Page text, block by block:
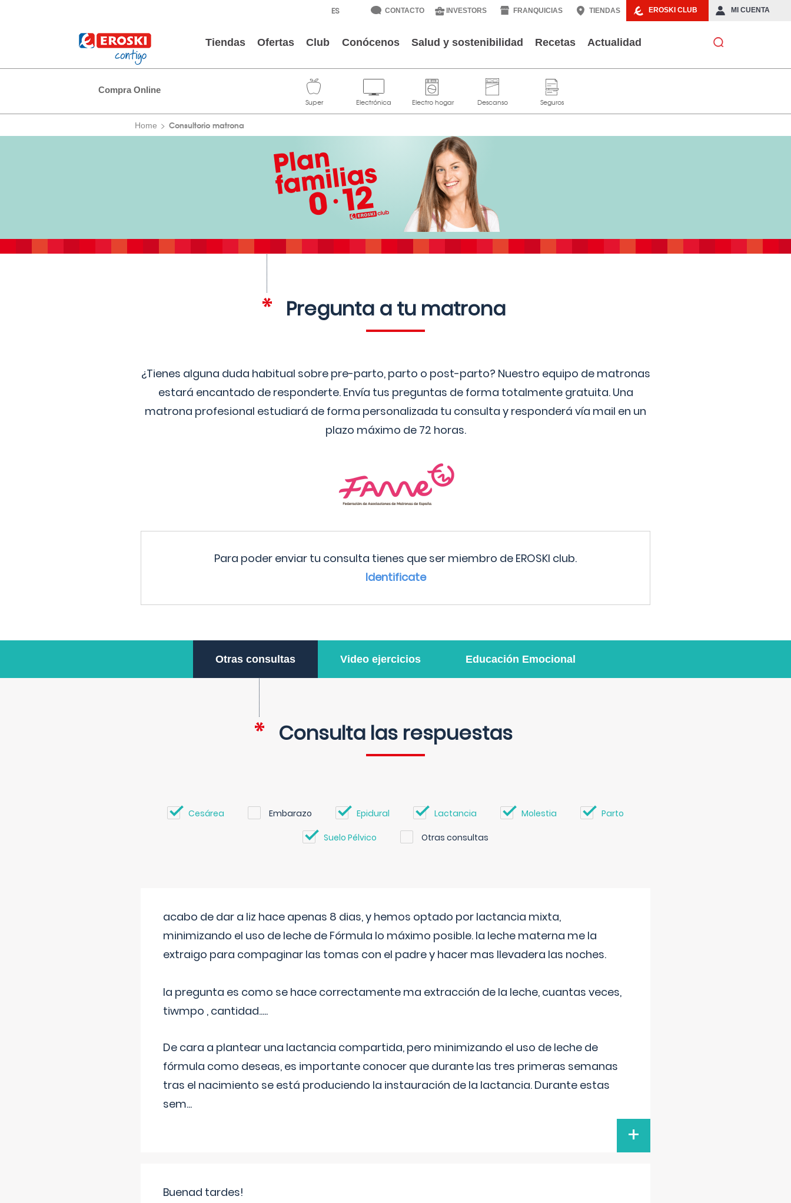
EROSKI CLUB MI CUENTA
CONTACTO INVESTORS FRANQUICIAS TIENDAS
Tiendas Ofertas Club Conócenos Salud y sostenibilidad Recetas Actualidad
Compra Online
Home Consultorio matrona
Pregunta a tu matrona
¿Tienes alguna duda habitual sobre pre-parto, parto o post-parto? Nuestro equipo de matronas
estará encantado de responderte. Envía tus preguntas de forma totalmente gratuita. Una
matrona profesional estudiará de forma personalizada tu consulta y responderá vía mail en un
plazo máximo de 72 horas.
Para poder enviar tu consulta tienes que ser miembro de EROSKI club.
Identificate
Otras consultas Video ejercicios Educación Emocional
Consulta las respuestas
Cesárea Embarazo Epidural Lactancia Molestia Parto
Suelo Pélvico Otras consultas
acabo de dar a liz hace apenas 8 dias, y hemos optado por lactancia mixta,
minimizando el uso de leche de Fórmula lo máximo posible. la leche materna me la
extraigo para compaginar las tomas con el padre y hacer mas llevadera las noches.
la pregunta es como se hace correctamente ma extracción de la leche, cuantas veces,
tiwmpo , cantidad.....
De cara a plantear una lactancia compartida, pero minimizando el uso de leche de
fórmula como deseas, es importante conocer que durante las tres primeras semanas
tras el nacimiento se está produciendo la instauración de la lactancia. Durante estas
sem...
+
Buenad tardes!